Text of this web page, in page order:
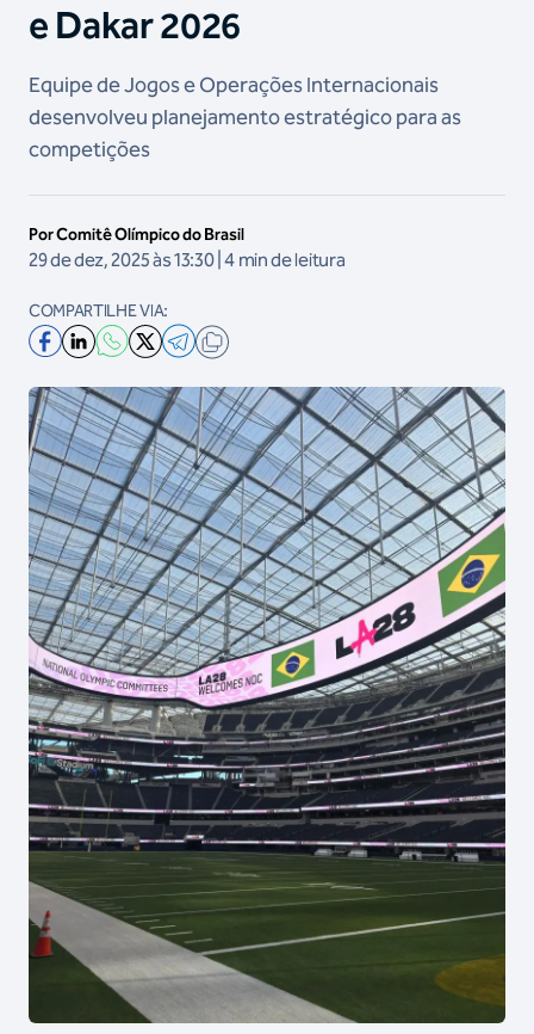
e Dakar 2026
Equipe de Jogos e Operações Internacionais
desenvolveu planejamento estratégico para as
competições
Por Comitê Olímpico do Brasil
29 de dez, 2025 às 13:30 | 4 min de leitura
COMPARTILHE VIA: